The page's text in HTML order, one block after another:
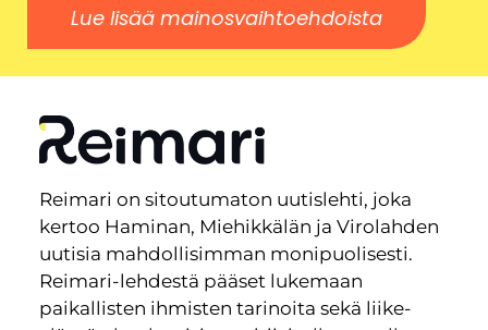
Lue lisää mainosvaihtoehdoista
Reimari on sitoutumaton uutislehti, joka
kertoo Haminan, Miehikkälän ja Virolahden
uutisia mahdollisimman monipuolisesti.
Reimari-lehdestä pääset lukemaan
paikallisten ihmisten tarinoita sekä liike-